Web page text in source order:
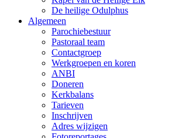
De heilige Odulphus
Algemeen
Parochiebestuur
Pastoraal team
Contactgroep
Werkgroepen en koren
ANBI
Doneren
Kerkbalans
Tarieven
Inschrijven
Adres wijzigen